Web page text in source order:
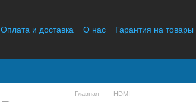
Оплата и доставка О нас
Гарантия на товары
Главная HDMI